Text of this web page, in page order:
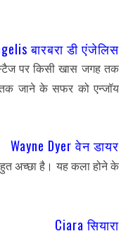
बारबरा डी एंजेलिस
पर किसी खास जगह तक
तक जाने के सफर को एन्जॉय
Wayne Dyer वेन डायर
अच्छा है। यह कला होने के
Ciara सियारा